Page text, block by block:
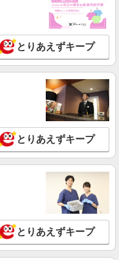
とりあえずキープ
とりあえずキープ
とりあえずキープ